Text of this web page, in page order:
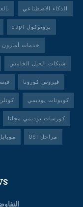
الذكاء الاصطناعي
بروتوكول ospf
خدمات
شبكات الجيل الخامس
فيروس كورونا
كوبونات يوديمي كوتلن
كورسات يوديمي مجانا
مراحل OSI